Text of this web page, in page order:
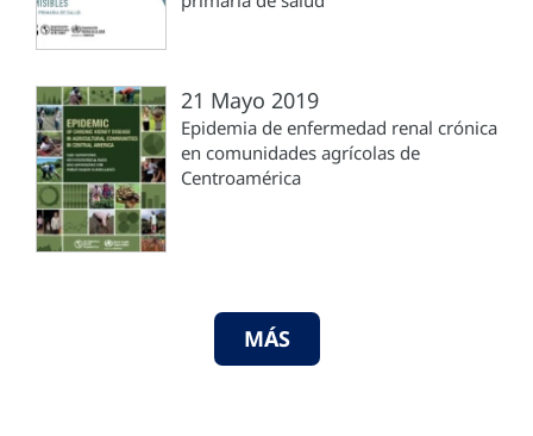
21 Mayo 2019
Epidemia de enfermedad renal crónica
en comunidades agrícolas de
Centroamérica
MÁS